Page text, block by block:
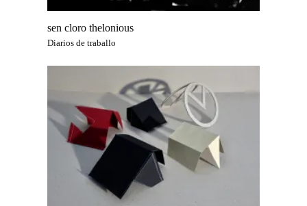
sen cloro thelonious
Diarios de traballo